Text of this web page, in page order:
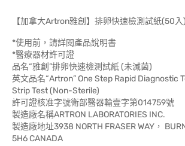
【加拿大Artron雅創】排卵快速檢測試紙(50入)
*使用前，請詳閱產品說明書
*醫療器材許可證
品名“雅創”排卵快速檢測試紙 (未滅菌)
英文品名“Artron” One Step Rapid Diagnostic
Strip Test (Non-Sterile)
許可證核准字號衛部醫器輸壹字第014759號
製造廠名稱ARTRON LABORATORIES INC.
製造廠地址3938 NORTH FRASER WAY，
5H6 CANADA